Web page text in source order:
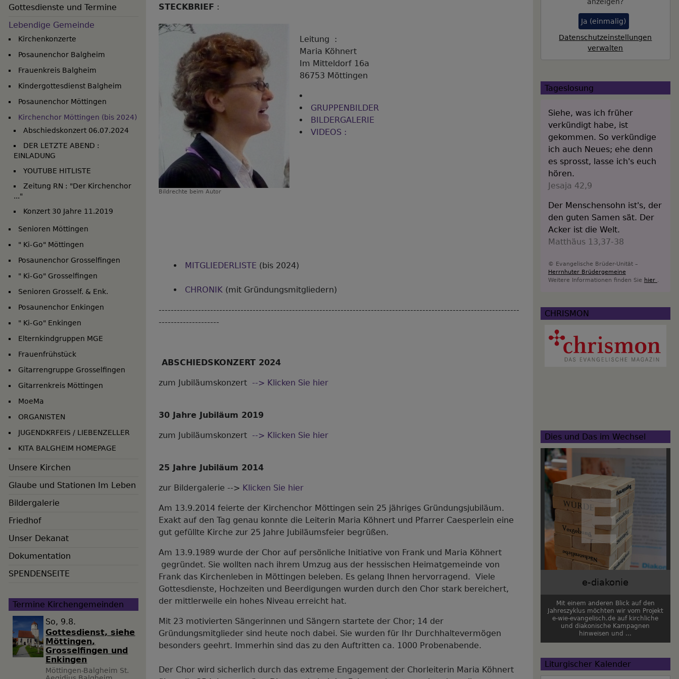
Hauptnavigation
Gottesdienste und Termine
Lebendige Gemeinde
Kirchenkonzerte
Posaunenchor Balgheim
Frauenkreis Balgheim
Kindergottesdienst Balgheim
Posaunenchor Möttingen
Kirchenchor Möttingen (bis 2024)
Abschiedskonzert 06.07.2024
DER LETZTE ABEND :
EINLADUNG
YOUTUBE HITLISTE
Zeitung RN : "Der Kirchenchor
..."
Konzert 30 Jahre 11.2019
Senioren Möttingen
" Ki-Go" Möttingen
Posaunenchor Grosselfingen
" Ki-Go" Grosselfingen
Senioren Grosself. & Enk.
Posaunenchor Enkingen
" Ki-Go" Enkingen
Elternkindgruppen MGE
Frauenfrühstück
Gitarrengruppe Grosselfingen
Gitarrenkreis Möttingen
MoeMa
ORGANISTEN
JUGENDKRFEIS / LIEBENZELLER
KITA BALGHEIM HOMEPAGE
Unsere Kirchen
Glaube und Stationen Im Leben
Bildergalerie
Friedhof
Unser Dekanat
Dokumentation
SPENDENSEITE
Termine Kirchengemeinden
So, 9.8.
Gottesdienst, siehe
Möttingen,
Grosselfingen und
Enkingen
Möttingen-Balgheim St.
STECKBRIEF :
Bildrechte beim Autor
Leitung :
Maria Köhnert
Im Mitteldorf 16a
86753 Möttingen
GRUPPENBILDER
BILDERGALERIE
VIDEOS :
MITGLIEDERLISTE (bis 2024)
CHRONIK (mit Gründungsmitgliedern)
-----------------------------------------------------------------------------------------------------------------------
--------------------
ABSCHIEDSKONZERT 2024
zum Jubiläumskonzert --> Klicken Sie hier
30 Jahre Jubiläum 2019
zum Jubiläumskonzert --> Klicken Sie hier
25 Jahre Jubiläum 2014
zur Bildergalerie --> Klicken Sie hier
Am 13.9.2014 feierte der Kirchenchor Möttingen sein 25 jähriges Gründungsjubiläum.
Exakt auf den Tag genau konnte die Leiterin Maria Köhnert und Pfarrer Caesperlein eine
gut gefüllte Kirche zur 25 Jahre Jubiläumsfeier begrüßen.
Am 13.9.1989 wurde der Chor auf persönliche Initiative von Frank und Maria Köhnert
gegründet. Sie wollten nach ihrem Umzug aus der hessischen Heimatgemeinde von
Frank das Kirchenleben in Möttingen beleben. Es gelang Ihnen hervorragend. Viele
Gottesdienste, Hochzeiten und Beerdigungen wurden durch den Chor stark bereichert,
der mittlerweile ein hohes Niveau erreicht hat.
Mit 23 motivierten Sängerinnen und Sängern startete der Chor; 14 der
Gründungsmitglieder sind heute noch dabei. Sie wurden für Ihr Durchhaltevermögen
besonders geehrt. Immerhin sind das zu den Auftritten ca. 1000 Probenabende.
Der Chor wird sicherlich durch das extreme Engagement der Chorleiterin Maria Köhnert
Ja (einmalig)
Datenschutzeinstellungen
verwalten
Tageslosung
Siehe, was ich früher
verkündigt habe, ist
gekommen. So verkündige
ich auch Neues; ehe denn
es sprosst, lasse ich's euch
hören.
Jesaja 42,9
Der Menschensohn ist's, der
den guten Samen sät. Der
Acker ist die Welt.
Matthäus 13,37-38
© Evangelische Brüder-Unität –
Herrnhuter Brüdergemeine
Weitere Informationen finden Sie hier .
CHRISMON
Dies und Das im Wechsel
e-diakonie
Mit einem anderen Blick auf den
Jahreszyklus möchten wir vom Projekt
e-wie-evangelisch.de auf kirchliche
und diakonische Kampagnen
hinweisen und ...
Liturgischer Kalender